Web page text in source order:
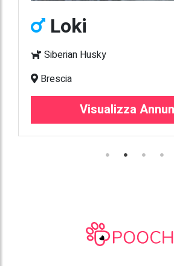
Loki
Siberian Husky
Brescia
Visualizza